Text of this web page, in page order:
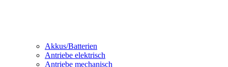
Akkus/Batterien
Antriebe elektrisch
Antriebe mechanisch